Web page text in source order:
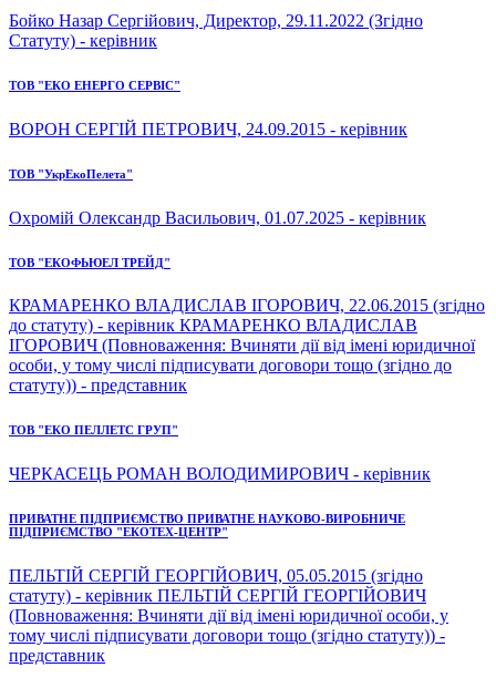
Бойко Назар Сергійович, Директор, 29.11.2022 (Згідно
Статуту) - керівник
ТОВ "ЕКО ЕНЕРГО СЕРВІС"
ВОРОН СЕРГІЙ ПЕТРОВИЧ, 24.09.2015 - керівник
ТОВ "УкрЕкоПелета"
Охромій Олександр Васильович, 01.07.2025 - керівник
ТОВ "ЕКОФЬЮЕЛ ТРЕЙД"
КРАМАРЕНКО ВЛАДИСЛАВ ІГОРОВИЧ, 22.06.2015 (згідно
до статуту) - керівник КРАМАРЕНКО ВЛАДИСЛАВ
ІГОРОВИЧ (Повноваження: Вчиняти дії від імені юридичної
особи, у тому числі підписувати договори тощо (згідно до
статуту)) - представник
ТОВ "ЕКО ПЕЛЛЕТС ГРУП"
ЧЕРКАСЕЦЬ РОМАН ВОЛОДИМИРОВИЧ - керівник
ПРИВАТНЕ ПІДПРИЄМСТВО ПРИВАТНЕ НАУКОВО-ВИРОБНИЧЕ
ПІДПРИЄМСТВО "ЕКОТЕХ-ЦЕНТР"
ПЕЛЬТІЙ СЕРГІЙ ГЕОРГІЙОВИЧ, 05.05.2015 (згідно
статуту) - керівник ПЕЛЬТІЙ СЕРГІЙ ГЕОРГІЙОВИЧ
(Повноваження: Вчиняти дії від імені юридичної особи, у
тому числі підписувати договори тощо (згідно статуту)) -
представник